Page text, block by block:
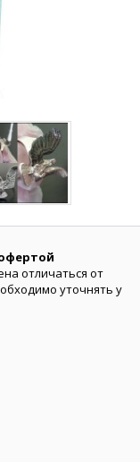
отличаться от
уточнять у